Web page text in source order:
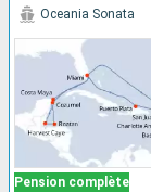
Pension complète
Oceania Sonata